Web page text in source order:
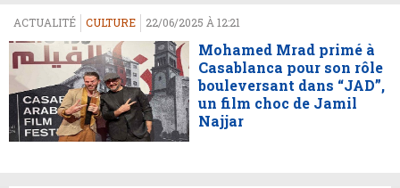
ACTUALITÉ CULTURE 22/06/2025 À 12:21
Mohamed Mrad primé à
Casablanca pour son rôle
bouleversant dans “JAD”,
un film choc de Jamil
Najjar